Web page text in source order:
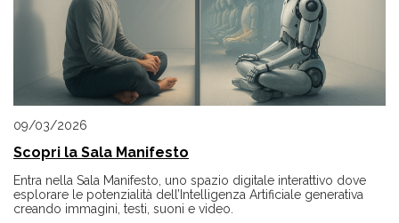
09/03/2026
Scopri la Sala Manifesto
Entra nella Sala Manifesto, uno spazio digitale interattivo dove
esplorare le potenzialità dell’Intelligenza Artificiale generativa
creando immagini, testi, suoni e video.